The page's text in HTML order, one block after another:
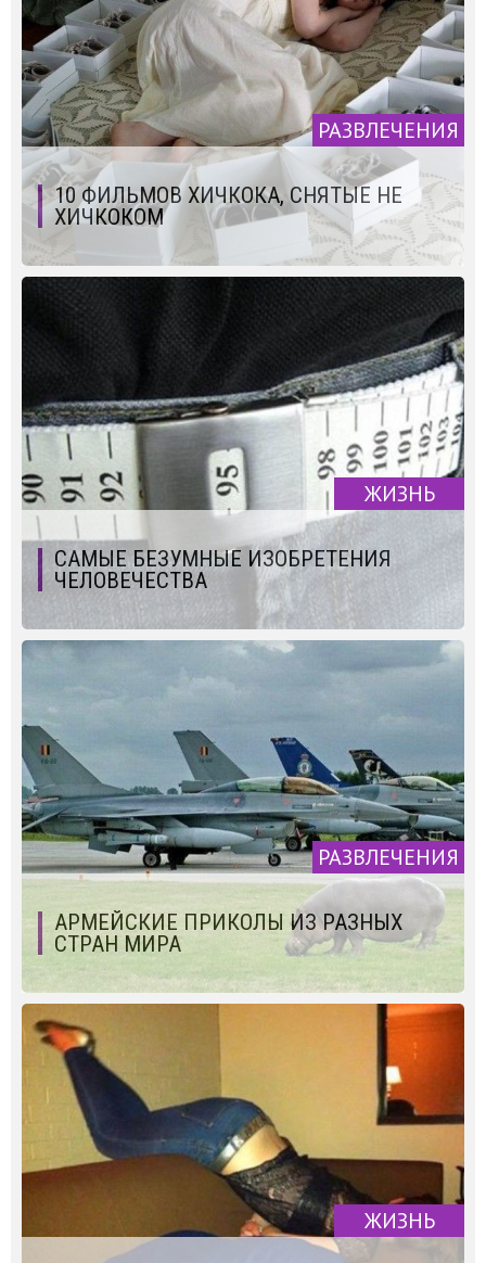
РАЗВЛЕЧЕНИЯ
10 ФИЛЬМОВ ХИЧКОКА, СНЯТЫЕ НЕ
ХИЧКОКОМ
ЖИЗНЬ
САМЫЕ БЕЗУМНЫЕ ИЗОБРЕТЕНИЯ
ЧЕЛОВЕЧЕСТВА
РАЗВЛЕЧЕНИЯ
АРМЕЙСКИЕ ПРИКОЛЫ ИЗ РАЗНЫХ
СТРАН МИРА
ЖИЗНЬ